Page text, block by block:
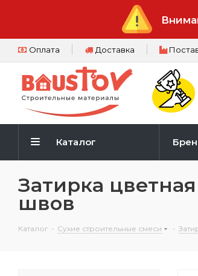
Оплата Доставка
Каталог
Затирка
швов
Каталог - Сухие строительные смеси -